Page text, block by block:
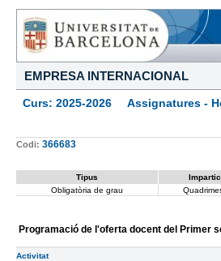
EMPRESA INTERNACIONAL
Curs: 2025-2026 Assignatures -
Codi: 366683
Tipus
Obligatòria de grau
Programació de l'oferta docent del Primer
Activitat